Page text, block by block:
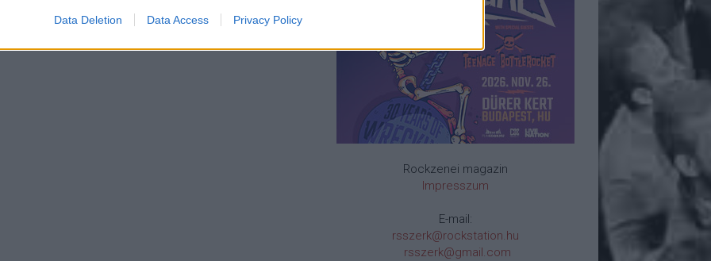
Data Deletion Data Access Privacy Policy
Rockzenei magazin
Impresszum
E-mail:
rsszerk@rockstation.hu
rsszerk@gmail.com